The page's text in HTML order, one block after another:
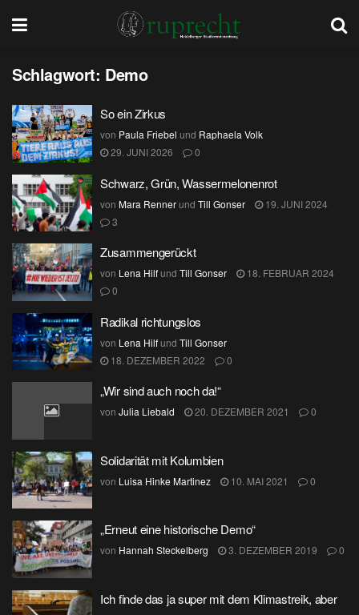
Schlagwort: Demo
So ein Zirkus
von Paula Friebel und Raphaela Volk
29. JUNI 2026
0
Schwarz, Grün, Wassermelonenrot
von Mara Rennerund Till Gonser
19. JUNI 2024
3
Zusammengerückt
von Lena Hilfund Till Gonser
18. FEBRUAR 2024
0
Radikal richtungslos
von Lena Hilfund Till Gonser
18. DEZEMBER 2022
0
„Wir sind auch noch da!“
von Julia Liebald 20. DEZEMBER 2021 0
Solidarität mit Kolumbien
von Luisa Hinke Martinez 10. MAI 2021 0
„Erneut eine historische Demo“
von Hannah Steckelberg 3. DEZEMBER 2019 0
Ich finde das ja super mit dem Klimastreik, aber